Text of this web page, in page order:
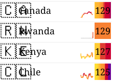
🇨🇦 129
Canada
🇷🇼 129
Rwanda
🇰🇪 127
Kenya
🇨🇱 125
Chile